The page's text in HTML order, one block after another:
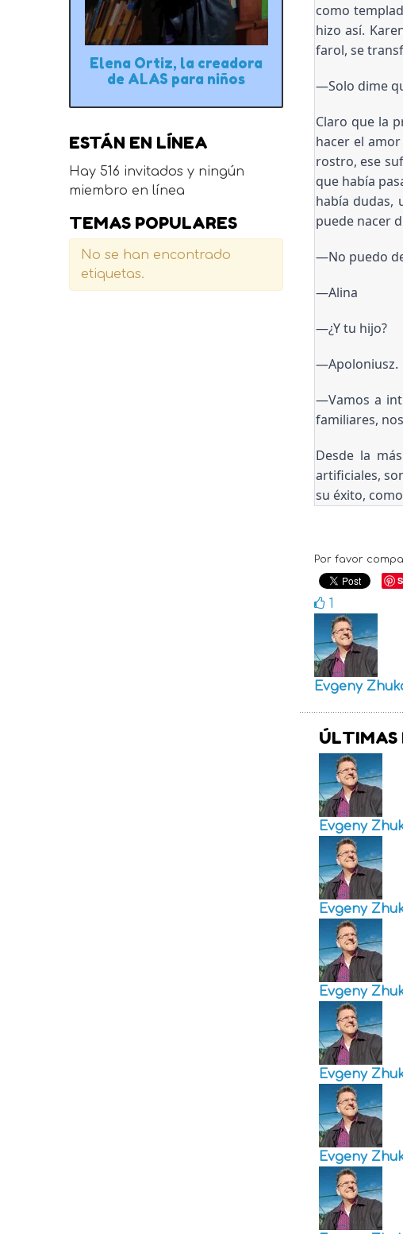
como
hizo así.
farol, se
―Solo dime
Claro que la
hacer el
rostro, ese
que había
había dudas,
puede nacer
—No puedo
—Alina
—¿Y tu hijo?
—Apoloniusz.
—Vamos a
familiares,
Desde la
artificiales,
su éxito,
Por favor
1
Evgeny
ÚLTIMAS
Evgeny
Evgeny
Evgeny
Evgeny
Evgeny
Elena Ortiz, la creadora
de ALAS para niños
ESTÁN EN LÍNEA
Hay 516 invitados y ningún
miembro en línea
TEMAS POPULARES
No se han encontrado
etiquetas.